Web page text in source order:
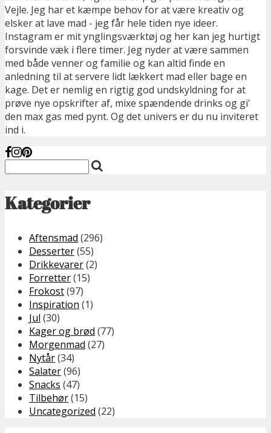
Vejle. Jeg har et kæmpe behov for at være kreativ og
elsker at lave mad - jeg får hele tiden nye ideer.
Instagram er mit ynglingsværktøj og her kan jeg hurtigt
forsvinde væk i flere timer. Jeg nyder at være sammen
med både venner og familie og kan altid finde en
anledning til at servere lidt lækkert mad eller bage en
kage. Det er nemlig en rigtig god undskyldning for at
prøve nye opskrifter af, mixe spændende drinks og gi'
den max gas med pynt. Og det univers er du nu inviteret
ind i.
Kategorier
Aftensmad (296)
Desserter(55)
Drikkevarer(2)
Forretter(15)
Frokost(97)
Inspiration (1)
Jul (30)
Kager og brød (77)
Morgenmad (27)
Nytår(34)
Salater(96)
Snacks (47)
Tilbehør(15)
Uncategorized (22)